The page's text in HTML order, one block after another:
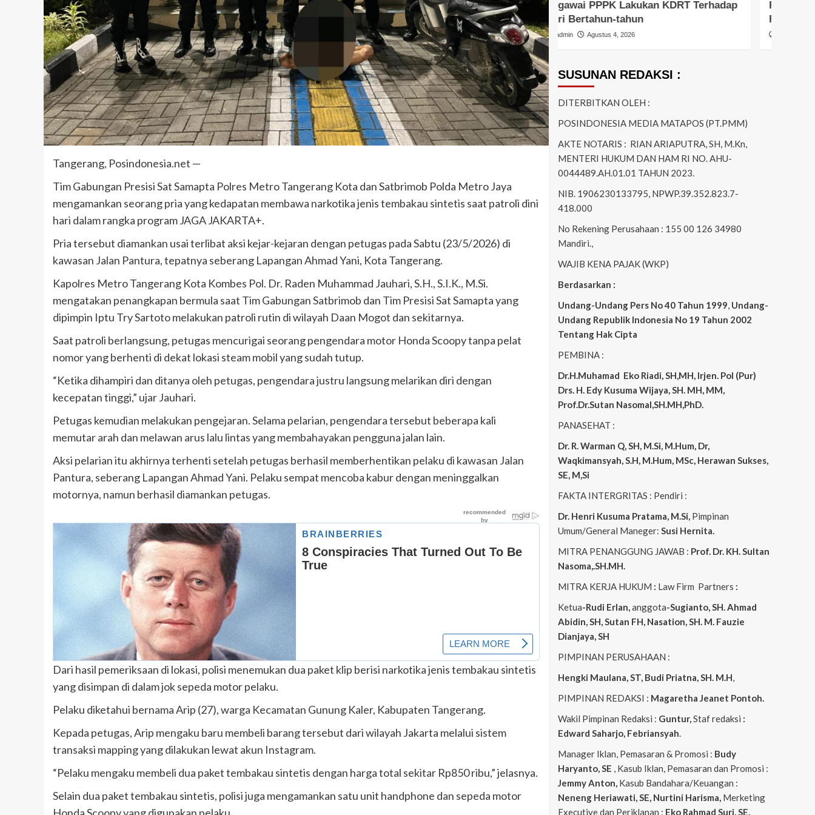
Tangerang, Posindonesia.net —
Tim Gabungan Presisi Sat Samapta Polres Metro Tangerang Kota dan Satbrimob Polda Metro Jaya
mengamankan seorang pria yang kedapatan membawa narkotika jenis tembakau sintetis saat patroli dini
hari dalam rangka program JAGA JAKARTA+.
Pria tersebut diamankan usai terlibat aksi kejar-kejaran dengan petugas pada Sabtu (23/5/2026) di
kawasan Jalan Pantura, tepatnya seberang Lapangan Ahmad Yani, Kota Tangerang.
Kapolres Metro Tangerang Kota Kombes Pol. Dr. Raden Muhammad Jauhari, S.H., S.I.K., M.Si.
mengatakan penangkapan bermula saat Tim Gabungan Satbrimob dan Tim Presisi Sat Samapta yang
dipimpin Iptu Try Sartoto melakukan patroli rutin di wilayah Daan Mogot dan sekitarnya.
Saat patroli berlangsung, petugas mencurigai seorang pengendara motor Honda Scoopy tanpa pelat
nomor yang berhenti di dekat lokasi steam mobil yang sudah tutup.
“Ketika dihampiri dan ditanya oleh petugas, pengendara justru langsung melarikan diri dengan
kecepatan tinggi,” ujar Jauhari.
Petugas kemudian melakukan pengejaran. Selama pelarian, pengendara tersebut beberapa kali
memutar arah dan melawan arus lalu lintas yang membahayakan pengguna jalan lain.
Aksi pelarian itu akhirnya terhenti setelah petugas berhasil memberhentikan pelaku di kawasan Jalan
Pantura, seberang Lapangan Ahmad Yani. Pelaku sempat mencoba kabur dengan meninggalkan
motornya, namun berhasil diamankan petugas.
Dari hasil pemeriksaan di lokasi, polisi menemukan dua paket klip berisi narkotika jenis tembakau sintetis
yang disimpan di dalam jok sepeda motor pelaku.
Pelaku diketahui bernama Arip (27), warga Kecamatan Gunung Kaler, Kabupaten Tangerang.
Kepada petugas, Arip mengaku baru membeli barang tersebut dari wilayah Jakarta melalui sistem
transaksi mapping yang dilakukan lewat akun Instagram.
“Pelaku mengaku membeli dua paket tembakau sintetis dengan harga total sekitar Rp850 ribu,” jelasnya.
Selain dua paket tembakau sintetis, polisi juga mengamankan satu unit handphone dan sepeda motor
terjatuh di truk lalu di sengat kabil optic
meninggal di tempat.
Juni 11, 2025
Pegawai PPPK Lakukan KDRT Terhadap
Istri Bertahun-tahun
admin Agustus 4, 2026
Resmob Dan Reskrim Polsek Jatiwung
Ringkus Terduga Pelaku Pembunuhan
admin Juni 18, 2026
SUSUNAN REDAKSI :
DITERBITKAN OLEH :
POSINDONESIA MEDIA MATAPOS (PT.PMM)
AKTE NOTARIS : RIAN ARIAPUTRA, SH, M.Kn,
MENTERI HUKUM DAN HAM RI NO. AHU-
0044489.AH.01.01 TAHUN 2023.
NIB. 1906230133795, NPWP.39.352.823.7-
418.000
No Rekening Perusahaan : 155 00 126 34980
Mandiri.,
WAJIB KENA PAJAK (WKP)
Berdasarkan :
Undang-Undang Pers No 40 Tahun 1999, Undang-
Undang Republik Indonesia No 19 Tahun 2002
Tentang Hak Cipta
PEMBINA :
Dr.H.Muhamad Eko Riadi, SH,MH, Irjen. Pol (Pur)
Drs. H. Edy Kusuma Wijaya, SH. MH, MM,
Prof.Dr.Sutan Nasomal,SH.MH,PhD.
PANASEHAT :
Dr. R. Warman Q, SH, M.Si, M.Hum, Dr,
Waqkimansyah, S.H, M.Hum, MSc, Herawan Sukses,
SE, M,Si
FAKTA INTERGRITAS : Pendiri :
Dr. Henri Kusuma Pratama, M.Si, Pimpinan
Umum/General Maneger: Susi Hernita.
MITRA PENANGGUNG JAWAB : Prof. Dr. KH. Sultan
Nasoma,.SH.MH.
MITRA KERJA HUKUM : Law Firm Partners :
Ketua-Rudi Erlan,anggota-Sugianto, SH. Ahmad
Abidin, SH, Sutan FH, Nasation, SH. M. Fauzie
Dianjaya, SH
PIMPINAN PERUSAHAAN :
Hengki Maulana, ST, Budi Priatna, SH. M.H,
PIMPINAN REDAKSI : Magaretha Jeanet Pontoh.
Wakil Pimpinan Redaksi : Guntur,Staf redaksi :
Edward Saharjo, Febriansyah.
Manager Iklan, Pemasaran & Promosi : Budy
Haryanto, SE , Kasub Iklan, Pemasaran dan Promosi :
Jemmy Anton, Kasub Bandahara/Keuangan :
Neneng Heriawati, SE, Nurtini Harisma, Merketing
Executive dan Periklanan : Eko Rahmad Suri, SE,